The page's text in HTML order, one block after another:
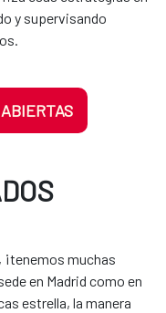
y supervisando
muchas
en Madrid como en
estrella, la manera